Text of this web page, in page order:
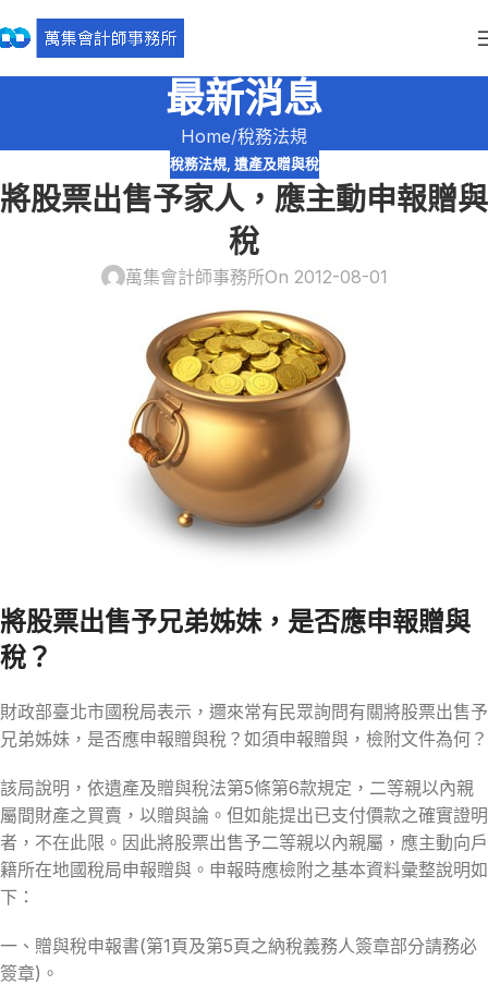
最新消息
Home 稅務法規
稅務法規, 遺產及贈與稅
將股票出售予家人，應主動申報贈與
稅
萬集會計師事務所On 2012-08-01
將股票出售予兄弟姊妹，是否應申報贈與
稅？
財政部臺北市國稅局表示，邇來常有民眾詢問有關將股票出售予
兄弟姊妹，是否應申報贈與稅？如須申報贈與，檢附文件為何？
該局說明，依遺產及贈與稅法第5條第6款規定，二等親以內親
屬間財產之買賣，以贈與論。但如能提出已支付價款之確實證明
者，不在此限。因此將股票出售予二等親以內親屬，應主動向戶
籍所在地國稅局申報贈與。申報時應檢附之基本資料彙整說明如
下：
一、贈與稅申報書(第1頁及第5頁之納稅義務人簽章部分請務必
簽章)。